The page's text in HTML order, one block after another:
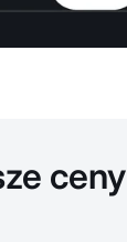
ceny